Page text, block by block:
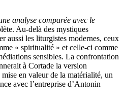
analyse comparée avec le
Au-delà des mystiques
aussi les liturgistes modernes, ceux
« spiritualité » et celle-ci comme
sensibles. La confrontation
à Cortade la version
en valeur de la matérialité, un
avec l’entreprise d’Antonin